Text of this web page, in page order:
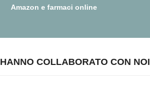
Amazon e farmaci online
HANNO COLLABORATO CON NOI